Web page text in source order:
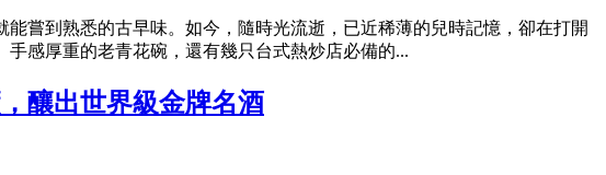
嘗到熟悉的古早味。如今，隨時光流逝，已近稀薄的兒時記憶，卻在打開
感厚重的老青花碗，還有幾只台式熱炒店必備的...
釀出世界級金牌名酒